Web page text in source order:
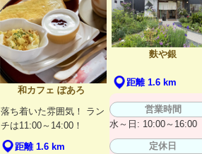
和カフェ ぽあろ
落ち着いた雰囲気！ ラン
チは11:00～14:00！
距離 1.6 km
麩や銀
距離 1.6 km
営業時間
水～日: 10:00～16:00
定休日